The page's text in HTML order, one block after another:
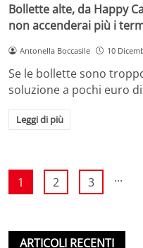
Bollette alte, da Happy
non accenderai più i
Antonella Boccasile 10
Se le bollette sono
soluzione a pochi euro
Leggi di più
1 2 3 ...
ARTICOLI RECENTI